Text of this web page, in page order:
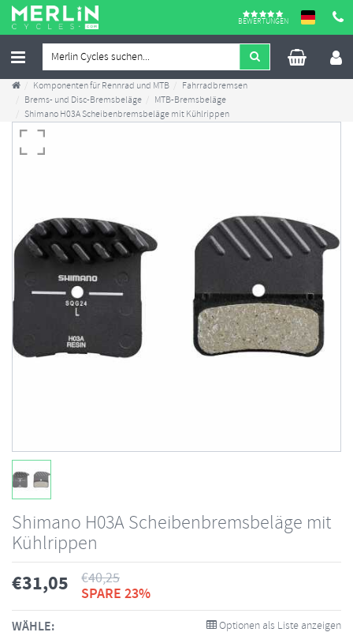
BEWERTUNGEN
Komponenten für Rennrad und MTB
Fahrradbremsen
Brems- und Disc-Bremsbeläge
MTB-Bremsbeläge
Shimano H03A Scheibenbremsbeläge mit Kühlrippen
Shimano H03A Scheibenbremsbeläge mit
Kühlrippen
€31,05 €40,25
SPARE 23%
WÄHLE: Optionen als Liste anzeigen